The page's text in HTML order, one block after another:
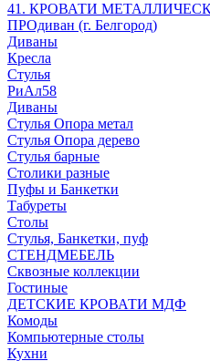
41. КРОВАТИ
ПРОдиван (г. Белгород)
Диваны
Кресла
Стулья
РиАл58
Диваны
Стулья Опора метал
Стулья Опора дерево
Стулья барные
Столики разные
Пуфы и Банкетки
Табуреты
Столы
Стулья, Банкетки, пуф
СТЕНДМЕБЕЛЬ
Сквозные коллекции
Гостиные
ДЕТСКИЕ КРОВАТИ МДФ
Комоды
Компьютерные столы
Кухни